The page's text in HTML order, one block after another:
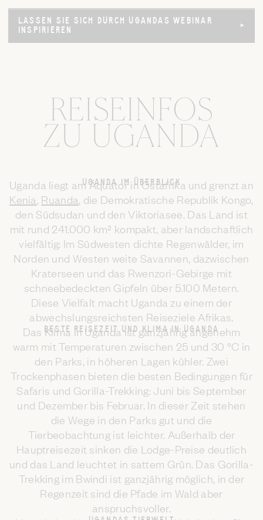
Mute
LASSEN SIE SICH DURCH UGANDAS WEBINAR
INSPIRIEREN
LASSEN SIE SICH DURCH UGANDAS WEBINAR
INSPIRIEREN
REISEINFOS
ZU UGANDA
UGANDA IM ÜBERBLICK
Uganda liegt am Äquator in Ostafrika und grenzt an
Kenia, Ruanda, die Demokratische Republik Kongo,
den Südsudan und den Viktoriasee. Das Land ist
mit rund 241.000 km² kompakt, aber landschaftlich
vielfältig: Im Südwesten dichte Regenwälder, im
Norden und Westen weite Savannen, dazwischen
Kraterseen und das Rwenzori-Gebirge mit
schneebedeckten Gipfeln über 5.100 Metern.
Diese Vielfalt macht Uganda zu einem der
abwechslungsreichsten Reiseziele Afrikas.
BESTE REISEZEIT UND KLIMA IN UGANDA
Das Klima in Uganda ist ganzjährig angenehm
warm mit Temperaturen zwischen 25 und 30 °C in
den Parks, in höheren Lagen kühler. Zwei
Trockenphasen bieten die besten Bedingungen für
Safaris und Gorilla-Trekking: Juni bis September
und Dezember bis Februar. In dieser Zeit stehen
die Wege in den Parks gut und die
Tierbeobachtung ist leichter. Außerhalb der
Hauptreisezeit sinken die Lodge-Preise deutlich
und das Land leuchtet in sattem Grün. Das Gorilla-
Trekking im Bwindi ist ganzjährig möglich, in der
Regenzeit sind die Pfade im Wald aber
anspruchsvoller.